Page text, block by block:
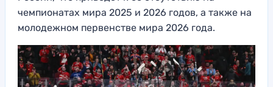
чемпионатах мира 2025 и 2026 годов, а также на
молодежном первенстве мира 2026 года.